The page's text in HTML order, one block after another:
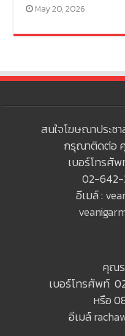
May 20, 2026
สนใจโฆษณาประช
กรุณาติดต่อ
เบอร์โทรศัพ
02-642-
อีเมล์ :
คุณร
เบอร์โทรศัพท์
หรือ
อีเมล์